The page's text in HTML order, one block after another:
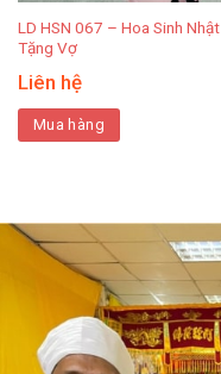
LD HSN 067 – Hoa Sinh Nhật
Tặng Vợ
Liên hệ
Mua hàng